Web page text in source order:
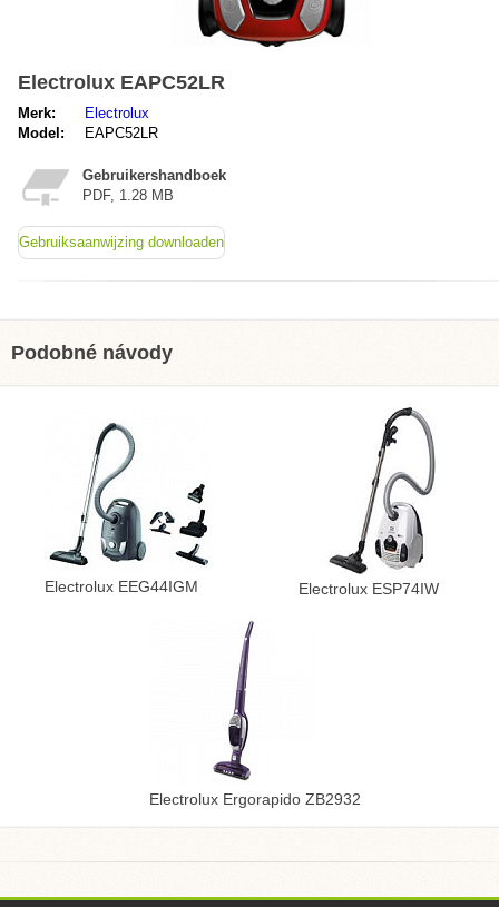
Electrolux EAPC52LR
Merk:
Electrolux
Model:
EAPC52LR
Gebruikershandboek
PDF, 1.28 MB
Gebruiksaanwijzing downloaden
Podobné návody
Electrolux EEG44IGM Electrolux ESP74IW
Electrolux Ergorapido ZB2932